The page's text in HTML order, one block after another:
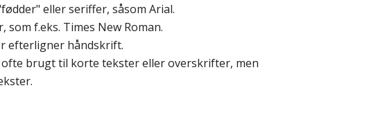
eller seriffer, såsom Arial.
f.eks. Times New Roman.
efterligner håndskrift.
brugt til korte tekster eller overskrifter, men